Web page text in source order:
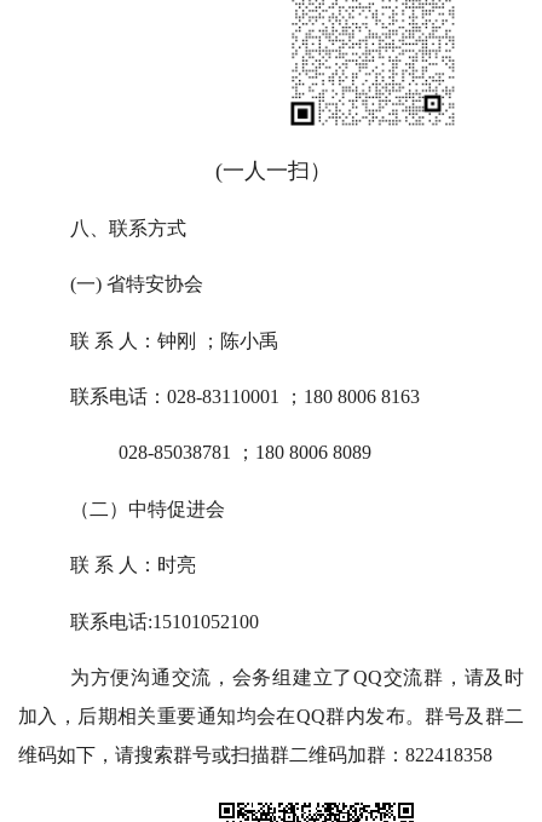
(一人一扫）
八、联系方式
(一) 省特安协会
联 系 人：钟刚 ；陈小禹
联系电话：028-83110001 ；180 8006 8163
028-85038781 ；180 8006 8089
（二）中特促进会
联 系 人：时亮
联系电话:15101052100
为方便沟通交流，会务组建立了QQ交流群，请及时
加入，后期相关重要通知均会在QQ群内发布。群号及群二
维码如下，请搜索群号或扫描群二维码加群：822418358